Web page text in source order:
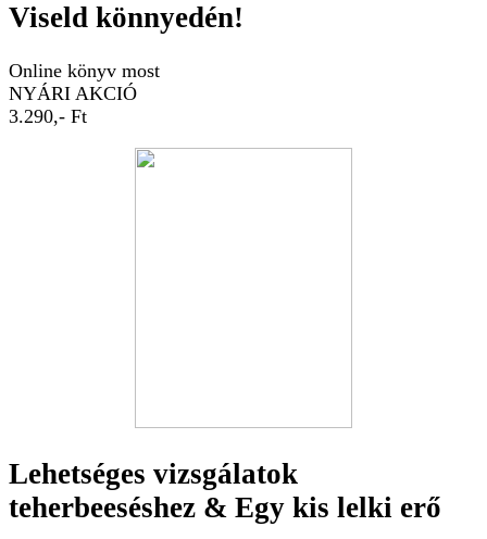
Viseld könnyedén!
Online könyv most
NYÁRI AKCIÓ
3.290,- Ft
Lehetséges vizsgálatok
teherbeeséshez & Egy kis lelki erő